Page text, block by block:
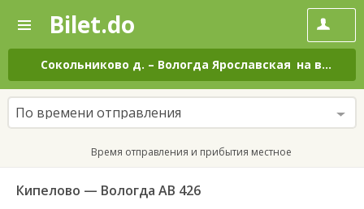
—
Поиск
и
покупка
билетов
на
автобус
онлайн
Bilet.do
Сокольниково д. – Вологда Ярославская на все дни
По времени отправления
Время отправления и прибытия местное
Кипелово — Вологда АВ 426